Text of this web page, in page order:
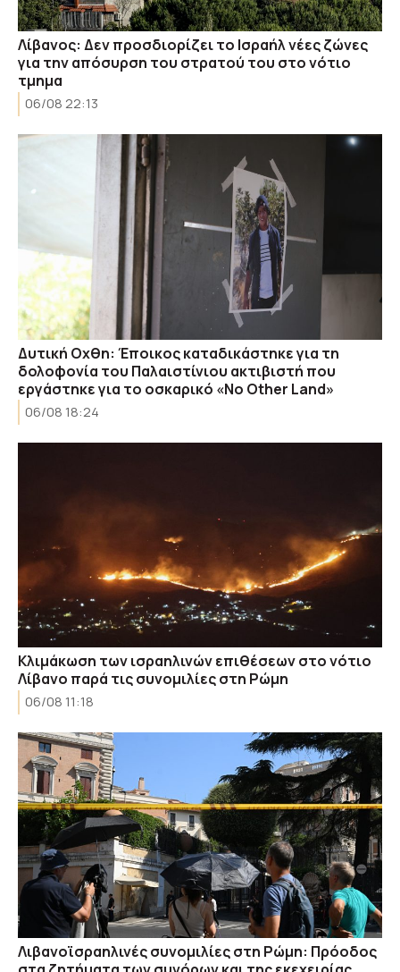
Λίβανος: Δεν προσδιορίζει το Ισραήλ νέες ζώνες
για την απόσυρση του στρατού του στο νότιο
τμημα
06/08 22:13
Δυτική Οχθη: Έποικος καταδικάστηκε για τη
δολοφονία του Παλαιστίνιου ακτιβιστή που
εργάστηκε για το οσκαρικό «No Other Land»
06/08 18:24
Κλιμάκωση των ισραηλινών επιθέσεων στο νότιο
Λίβανο παρά τις συνομιλίες στη Ρώμη
06/08 11:18
Λιβανοϊσραηλινές συνομιλίες στη Ρώμη: Πρόοδος